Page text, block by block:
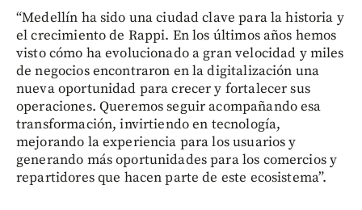
“Medellín ha sido una ciudad clave para la historia y
el crecimiento de Rappi. En los últimos años hemos
visto cómo ha evolucionado a gran velocidad y miles
de negocios encontraron en la digitalización una
nueva oportunidad para crecer y fortalecer sus
operaciones. Queremos seguir acompañando esa
transformación, invirtiendo en tecnología,
mejorando la experiencia para los usuarios y
generando más oportunidades para los comercios y
repartidores que hacen parte de este ecosistema”.